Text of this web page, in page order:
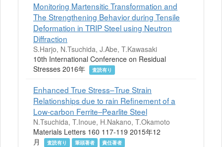
Monitoring Martensitic Transformation and
The Strengthening Behavior during Tensile
Deformation in TRIP Steel using Neutron
Diffraction
S.Harjo, N.Tsuchida, J.Abe, T.Kawasaki
10th International Conference on Residual
Stresses 2016年
査読有り
Enhanced True Stress–True Strain
Relationships due to rain Refinement of a
Low-carbon Ferrite‒Pearlite Steel
N.Tsuchida, T.Inoue, H.Nakano, T.Okamoto
Materials Letters 160 117-119 2015年12
月
査読有り 筆頭著者 責任著者